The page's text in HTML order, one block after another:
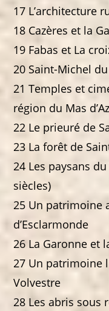
17 L’architecture
18 Cazères et la
19 Fabas et La
20 Saint-Michel
21 Temples et
région du Mas
22 Le prieuré de
23 La forêt de
24 Les paysans
siècles)
25 Un patrimoine
d’Esclarmonde
26 La Garonne et
27 Un patrimoine
Volvestre
28 Les abris sous